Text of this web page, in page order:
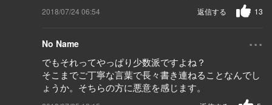
2018/07/24 06:54 13
返信する
No Name ...
でもそれってやっぱり少数派ですよね？
そこまでご丁寧な言葉で長々書き連ねることなんでし
ょうか。そちらの方に悪意を感じます。